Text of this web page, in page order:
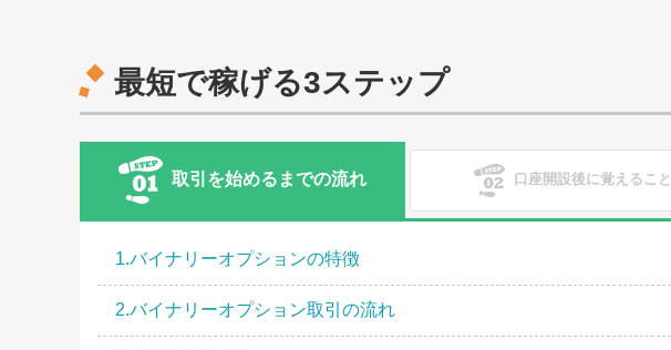
最短で稼げる3ステップ
取引を始めるまでの流れ 口座開設後に覚えること
1.バイナリーオプションの特徴
2.バイナリーオプション取引の流れ
1.バイナリーオプションの取引種類（取引ルール）を解説
2.バイナリーオプションの必要資金
1.分析ツールMT4、5について
2.MT4、5のダウンロード方法